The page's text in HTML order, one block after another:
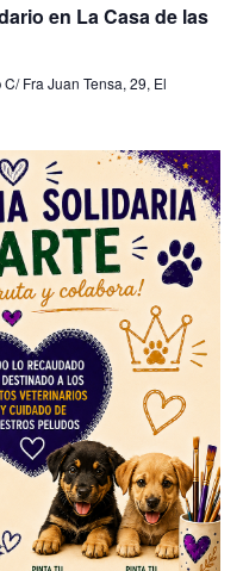
en La Casa de las
C/ Fra Juan Tensa, 29, El